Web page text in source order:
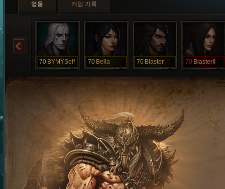
영웅 게임 기록
70 BYMYSelf 70 Bella 70 Blaster 70 BlasterII